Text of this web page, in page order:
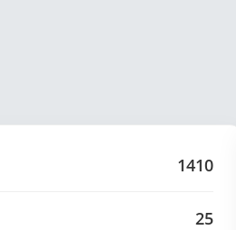
1410
25